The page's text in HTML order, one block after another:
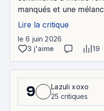
manqués et une
Lire la critique
le 6 juin 2026
3 j'aime
19
9
Lazuli xoxo
25 critiques